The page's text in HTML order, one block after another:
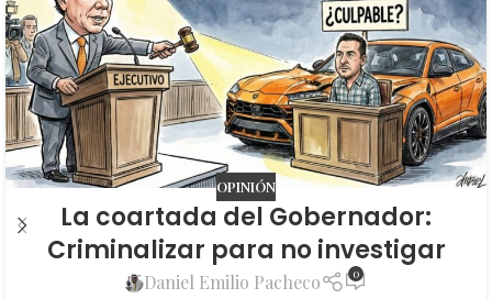
OPINIÓN
La coartada del Gobernador:
Criminalizar para no investigar
Daniel Emilio Pacheco 0